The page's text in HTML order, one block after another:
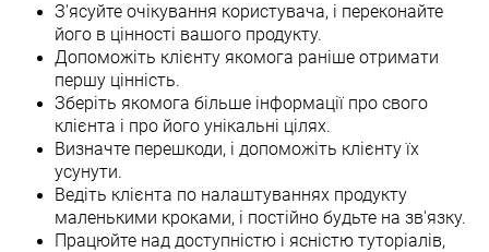
З'ясуйте очікування користувача, і переконайте
його в цінності вашого продукту.
Допоможіть клієнту якомога раніше отримати
першу цінність.
Зберіть якомога більше інформації про свого
клієнта і про його унікальні цілях.
Визначте перешкоди, і допоможіть клієнту їх
усунути.
Ведіть клієнта по налаштуваннях продукту
маленькими кроками, і постійно будьте на зв'язку.
Працюйте над доступністю і ясністю туторіалів,